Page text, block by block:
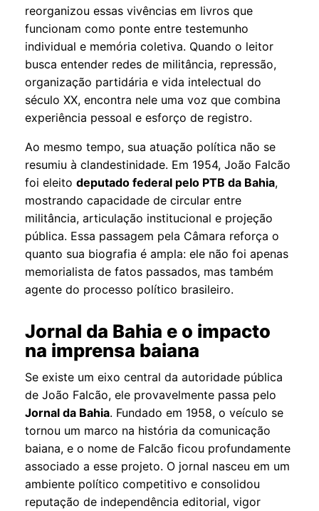
reorganizou essas vivências em livros que
funcionam como ponte entre testemunho
individual e memória coletiva. Quando o leitor
busca entender redes de militância, repressão,
organização partidária e vida intelectual do
século XX, encontra nele uma voz que combina
experiência pessoal e esforço de registro.
Ao mesmo tempo, sua atuação política não se
resumiu à clandestinidade. Em 1954, João Falcão
foi eleitodeputado federal pelo PTB da Bahia,
mostrando capacidade de circular entre
militância, articulação institucional e projeção
pública. Essa passagem pela Câmara reforça o
quanto sua biografia é ampla: ele não foi apenas
memorialista de fatos passados, mas também
agente do processo político brasileiro.
Jornal da Bahia e o impacto
na imprensa baiana
Se existe um eixo central da autoridade pública
de João Falcão, ele provavelmente passa pelo
Jornal da Bahia. Fundado em 1958, o veículo se
tornou um marco na história da comunicação
baiana, e o nome de Falcão ficou profundamente
associado a esse projeto. O jornal nasceu em um
ambiente político competitivo e consolidou
reputação de independência editorial, vigor